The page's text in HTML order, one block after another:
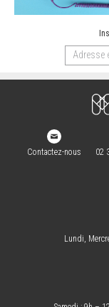
Contactez-nous 02
Lundi,